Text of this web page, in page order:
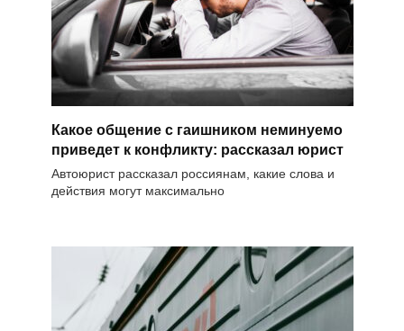
Какое общение с гаишником неминуемо
приведет к конфликту: рассказал юрист
Автоюрист рассказал россиянам, какие слова и
действия могут максимально